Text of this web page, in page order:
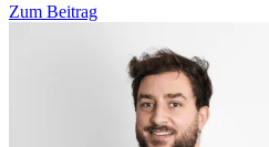
Zum Beitrag